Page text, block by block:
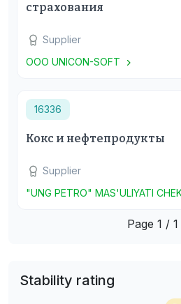
страхования
Supplier
ООО UNICON-SOFT
16336
Кокс и нефтепродукты
Supplier
"UNG PETRO" MAS'ULIYATI
Page 1 / 1
Stability rating